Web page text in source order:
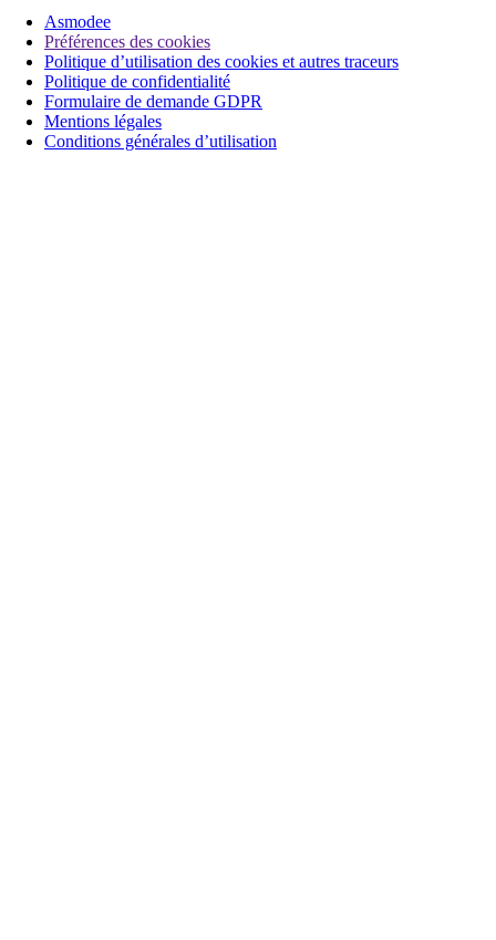
Asmodee
Préférences des cookies
Politique d’utilisation des cookies et autres traceurs
Politique de confidentialité
Formulaire de demande GDPR
Mentions légales
Conditions générales d’utilisation